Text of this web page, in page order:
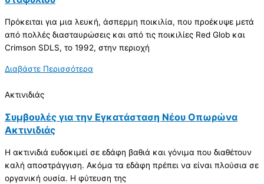
Πρόκειται για μια λευκή, άσπερμη ποικιλία, που προέκυψε μετά
από πολλές διασταυρώσεις και από τις ποικιλίες Red Glob και
Crimson SDLS, το 1992, στην περιοχή
Διαβάστε Περισσότερα
Ακτινιδιάς
Συμβουλές για την Εγκατάσταση Νέου Οπωρώνα
Ακτινιδιάς
Η ακτινιδιά ευδοκιμεί σε εδάφη βαθιά και γόνιμα που διαθέτουν
καλή αποστράγγιση. Ακόμα τα εδάφη πρέπει να είναι πλούσια σε
οργανική ουσία. Η φύτευση της